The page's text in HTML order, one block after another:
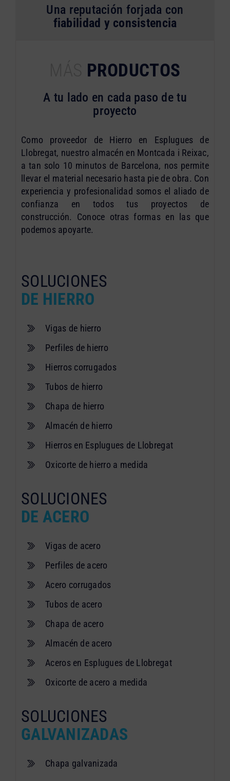
Una reputación forjada con
fiabilidad y consistencia
PRODUCTOS
A tu lado en cada paso de tu
proyecto
Como proveedor de Hierro en Esplugues de
Llobregat, nuestro almacén en Montcada i Reixac,
a tan solo 10 minutos de Barcelona, nos permite
llevar el material necesario hasta pie de obra. Con
experiencia y profesionalidad somos el aliado de
confianza en todos tus proyectos de
construcción. Conoce otras formas en las que
podemos apoyarte.
SOLUCIONES
DE HIERRO
Vigas de hierro
Perfiles de hierro
Hierros corrugados
Tubos de hierro
Chapa de hierro
Almacén de hierro
Hierros en Esplugues de Llobregat
Oxicorte de hierro a medida
SOLUCIONES
DE ACERO
Vigas de acero
Perfiles de acero
Acero corrugados
Tubos de acero
Chapa de acero
Almacén de acero
Aceros en Esplugues de Llobregat
Oxicorte de acero a medida
SOLUCIONES
GALVANIZADAS
Chapa galvanizada